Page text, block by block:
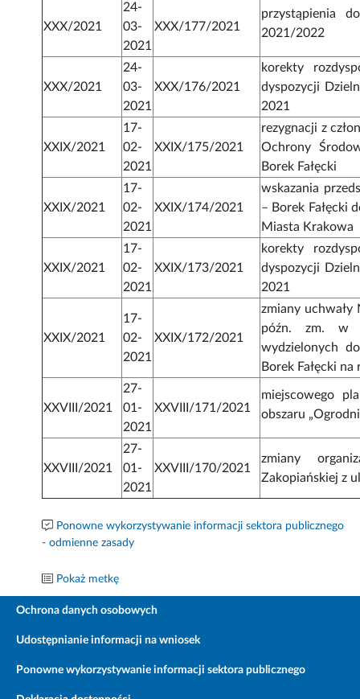
XXX/2021
24-
03-
2021
XXX/177/2021
przystąpienia
2021/2022
XXX/2021
24-
03-
2021
XXX/176/2021
korekty
dyspozycji
2021
XXIX/2021
17-
02-
2021
XXIX/175/2021
rezygnacji z
Ochrony
Borek Fałęcki
XXIX/2021
17-
02-
2021
XXIX/174/2021
wskazania
– Borek Fałęcki
Miasta Krakowa
XXIX/2021
17-
02-
2021
XXIX/173/2021
korekty
dyspozycji
2021
XXIX/2021
17-
02-
2021
XXIX/172/2021
zmiany
późn. zm. w
wydzielonych
Borek Fałęcki
XXVIII/2021
27-
01-
2021
XXVIII/171/2021
miejscowego
obszaru
XXVIII/2021
27-
01-
2021
XXVIII/170/2021
zmiany
Zakopiańskiej z
Ponowne wykorzystywanie informacji sektora publicznego
- odmienne zasady
Pokaż metkę
Ochrona danych osobowych
Udostępnianie informacji na wniosek
Ponowne wykorzystywanie informacji sektora publicznego